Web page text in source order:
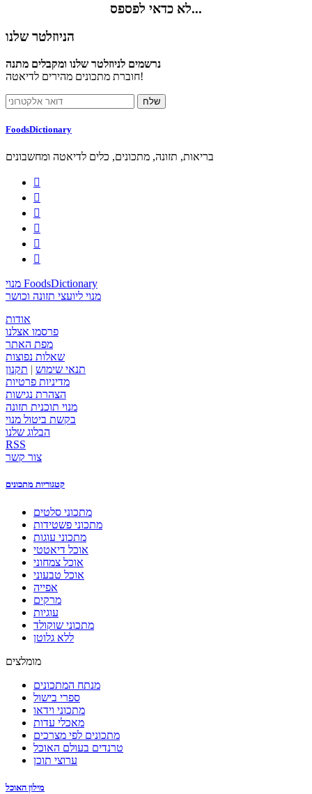
לא כדאי לפספס...
הניוזלטר שלנו
נרשמים לניוזלטר שלנו ומקבלים מתנה
חוברת מתכונים מהירים לדיאטה!
FoodsDictionary
בריאות, תזונה, מתכונים, כלים לדיאטה ומחשבונים






מנוי FoodsDictionary
מנוי ליועצי תזונה וכושר
אודות
פרסמו אצלנו
מפת האתר
שאלות נפוצות
תנאי שימוש | תקנון
מדיניות פרטיות
הצהרת נגישות
מנוי תוכנית תזונה
בקשת ביטול מנוי
הבלוג שלנו
RSS
צור קשר
קטגוריות מתכונים
מתכוני סלטים
מתכוני פשטידות
מתכוני עוגות
אוכל דיאטטי
אוכל צמחוני
אוכל טבעוני
אפייה
מרקים
עוגיות
מתכוני שוקולד
ללא גלוטן
מומלצים
מנתח המתכונים
ספרי בישול
מתכוני וידאו
מאכלי עדות
מתכונים לפי מצרכים
טרנדים בעולם האוכל
ערוצי תוכן
מילון האוכל